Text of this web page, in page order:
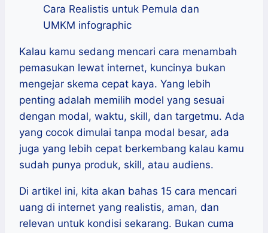
Cara Realistis untuk Pemula dan
UMKM infographic
Kalau kamu sedang mencari cara menambah
pemasukan lewat internet, kuncinya bukan
mengejar skema cepat kaya. Yang lebih
penting adalah memilih model yang sesuai
dengan modal, waktu, skill, dan targetmu. Ada
yang cocok dimulai tanpa modal besar, ada
juga yang lebih cepat berkembang kalau kamu
sudah punya produk, skill, atau audiens.
Di artikel ini, kita akan bahas 15 cara mencari
uang di internet yang realistis, aman, dan
relevan untuk kondisi sekarang. Bukan cuma